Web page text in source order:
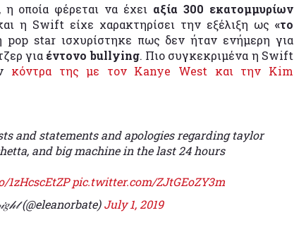
η οποία φέρεται να έχει αξία 300 εκατομμυρίων
η Swift είχε χαρακτηρίσει την εξέλιξη ως «το
pop star ισχυρίστηκε πως δεν ήταν ενήμερη για
για έντονο bullying. Πιο συγκεκριμένα η Swift
κόντρα της με τον Kanye West και την Kim
and statements and apologies regarding taylor
and big machine in the last 24 hours
1zHcscEtZP pic.twitter.com/ZJtGEoZY3m
(@eleanorbate)July 1, 2019